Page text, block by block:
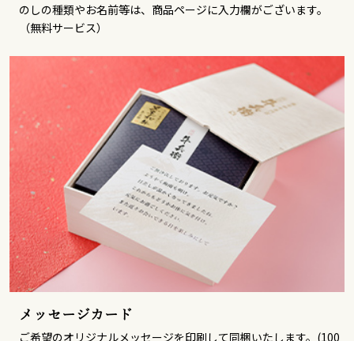
のしの種類やお名前等は、商品ページに入力欄がございます。
（無料サービス）
メッセージカード
ご希望のオリジナルメッセージを印刷して同梱いたします。(100